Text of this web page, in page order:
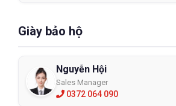
Giày bảo hộ
Nguyễn Hội
Sales Manager
0372 064 090